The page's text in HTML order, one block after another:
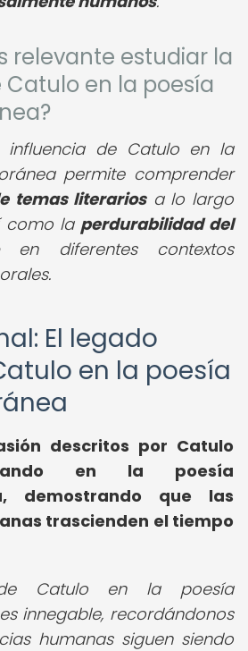
relevante estudiar la
en la poesía
de Catulo en la
permite comprender
temas literariosa lo largo
como la perdurabilidad del
diferentes contextos
El legado
en la poesía
descritos por Catulo
en la poesía
demostrando que las
trascienden el tiempo
Catulo en la poesía
innegable, recordándonos
humanas siguen siendo